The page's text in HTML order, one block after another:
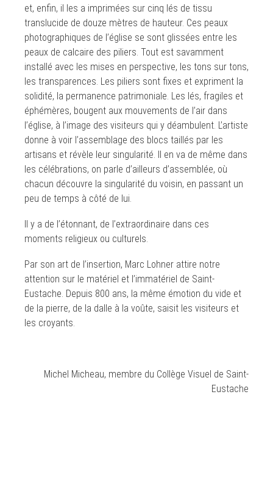
et, enfin, il les a imprimées sur cinq lés de tissu
translucide de douze mètres de hauteur. Ces peaux
photographiques de l’église se sont glissées entre les
peaux de calcaire des piliers. Tout est savamment
installé avec les mises en perspective, les tons sur tons,
les transparences. Les piliers sont fixes et expriment la
solidité, la permanence patrimoniale. Les lés, fragiles et
éphémères, bougent aux mouvements de l’air dans
l’église, à l’image des visiteurs qui y déambulent. L’artiste
donne à voir l’assemblage des blocs taillés par les
artisans et révèle leur singularité. Il en va de même dans
les célébrations, on parle d’ailleurs d’assemblée, où
chacun découvre la singularité du voisin, en passant un
peu de temps à côté de lui.
Il y a de l’étonnant, de l’extraordinaire dans ces
moments religieux ou culturels.
Par son art de l’insertion, Marc Lohner attire notre
attention sur le matériel et l’immatériel de Saint-
Eustache. Depuis 800 ans, la même émotion du vide et
de la pierre, de la dalle à la voûte, saisit les visiteurs et
les croyants.
Michel Micheau, membre du Collège Visuel de Saint-
Eustache